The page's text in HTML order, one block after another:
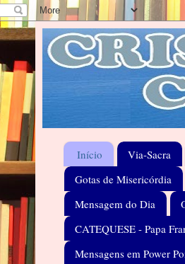
Início Via-Sacra
Gotas de Misericórdia
Mensagem do Dia
CATEQUESE - Papa
Mensagens em Power